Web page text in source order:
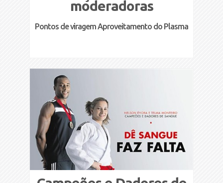
moderadoras
Pontos de viragem Aproveitamento do Plasma